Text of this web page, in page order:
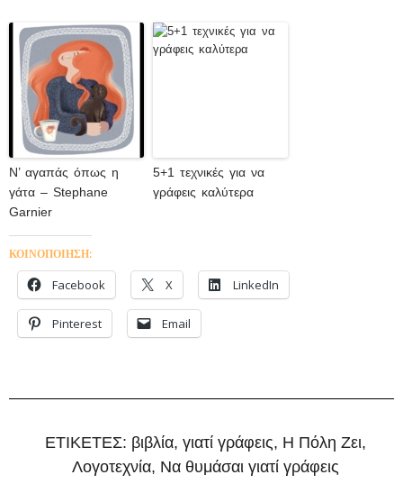
Ν’ αγαπάς όπως η
γάτα – Stephane
Garnier
5+1 τεχνικές για να
γράφεις καλύτερα
ΚΟΙΝΟΠΟΙΗΣΗ:
Facebook X LinkedIn
Pinterest Email
ΕΤΙΚΕΤΕΣ: βιβλία, γιατί γράφεις, Η Πόλη Ζει,
Λογοτεχνία, Να θυμάσαι γιατί γράφεις